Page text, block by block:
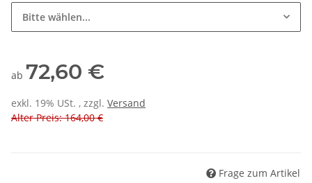
Bitte wählen...
ab 72,60 €
exkl. 19% USt. , zzgl. Versand
Alter Preis: 164,00 €
Frage zum Artikel